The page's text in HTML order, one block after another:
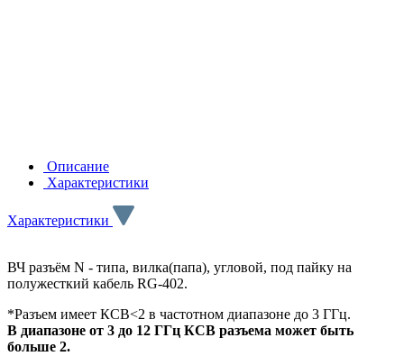
Описание
Характеристики
Характеристики
ВЧ разъём N - типа, вилка(папа), угловой, под пайку на
полужесткий кабель RG-402.
*Разъем имеет КСВ<2 в частотном диапазоне до 3 ГГц.
В диапазоне от 3 до 12 ГГц КСВ разъема может быть
больше 2.